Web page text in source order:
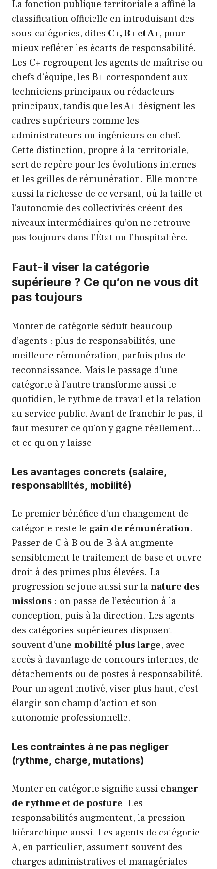
La fonction publique territoriale a affiné la
classification officielle en introduisant des
sous-catégories, dites C+, B+ et A+, pour
mieux refléter les écarts de responsabilité.
Les C+ regroupent les agents de maîtrise ou
chefs d’équipe, les B+ correspondent aux
techniciens principaux ou rédacteurs
principaux, tandis que les A+ désignent les
cadres supérieurs comme les
administrateurs ou ingénieurs en chef.
Cette distinction, propre à la territoriale,
sert de repère pour les évolutions internes
et les grilles de rémunération. Elle montre
aussi la richesse de ce versant, où la taille et
l’autonomie des collectivités créent des
niveaux intermédiaires qu’on ne retrouve
pas toujours dans l’État ou l’hospitalière.
Faut-il viser la catégorie
supérieure ? Ce qu’on ne vous dit
pas toujours
Monter de catégorie séduit beaucoup
d’agents : plus de responsabilités, une
meilleure rémunération, parfois plus de
reconnaissance. Mais le passage d’une
catégorie à l’autre transforme aussi le
quotidien, le rythme de travail et la relation
au service public. Avant de franchir le pas, il
faut mesurer ce qu’on y gagne réellement…
et ce qu’on y laisse.
Les avantages concrets (salaire,
responsabilités, mobilité)
Le premier bénéfice d’un changement de
catégorie reste le gain de rémunération.
Passer de C à B ou de B à A augmente
sensiblement le traitement de base et ouvre
droit à des primes plus élevées. La
progression se joue aussi sur lanature des
missions : on passe de l’exécution à la
conception, puis à la direction. Les agents
des catégories supérieures disposent
souvent d’une mobilité plus large, avec
accès à davantage de concours internes, de
détachements ou de postes à responsabilité.
Pour un agent motivé, viser plus haut, c’est
élargir son champ d’action et son
autonomie professionnelle.
Les contraintes à ne pas négliger
(rythme, charge, mutations)
Monter en catégorie signifie aussi changer
de rythme et de posture. Les
responsabilités augmentent, la pression
hiérarchique aussi. Les agents de catégorie
A, en particulier, assument souvent des
charges administratives et managériales